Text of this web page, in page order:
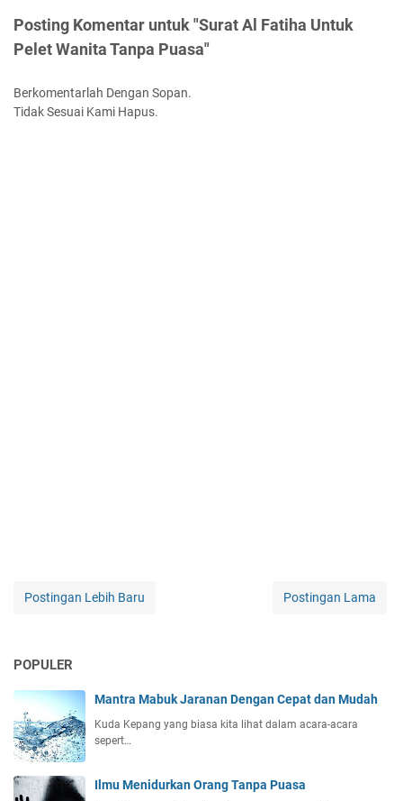
Posting Komentar untuk "Surat Al Fatiha Untuk
Pelet Wanita Tanpa Puasa"
Berkomentarlah Dengan Sopan.
Tidak Sesuai Kami Hapus.
Postingan Lebih Baru Postingan Lama
POPULER
Mantra Mabuk Jaranan Dengan Cepat dan Mudah
Kuda Kepang yang biasa kita lihat dalam acara-acara
sepert…
Ilmu Menidurkan Orang Tanpa Puasa